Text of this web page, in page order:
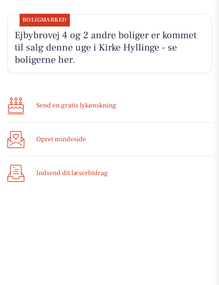
BOLIGMARKED
Ejbybrovej 4 og 2 andre boliger er kommet
til salg denne uge i Kirke Hyllinge - se
boligerne her.
Send en gratis lykønskning
Opret mindeside
Indsend dit læserbidrag